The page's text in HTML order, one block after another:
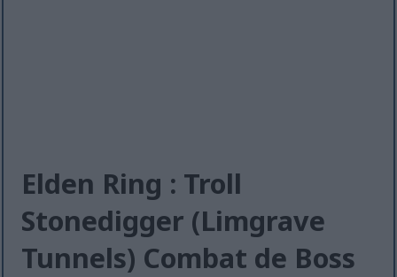
Elden Ring : Troll
Stonedigger (Limgrave
Tunnels) Combat de Boss